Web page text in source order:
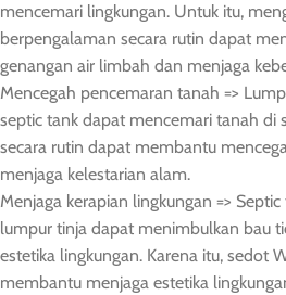
mencemari lingkungan. Untuk itu,
berpengalaman secara rutin dapat
genangan air limbah dan menjaga
Mencegah pencemaran tanah =>
septic tank dapat mencemari tanah di
secara rutin dapat membantu
menjaga kelestarian alam.
Menjaga kerapian lingkungan =>
lumpur tinja dapat menimbulkan bau
estetika lingkungan. Karena itu, sedot
membantu menjaga estetika